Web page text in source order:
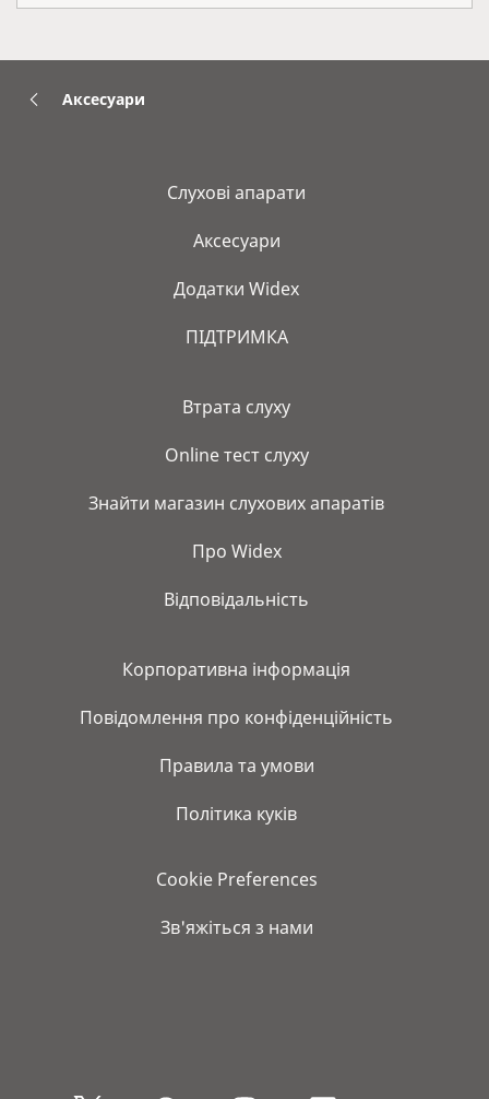
Аксесуари
Слухові апарати
Аксесуари
Додатки Widex
ПІДТРИМКА
Bтрата слуху
Online тест слуху
Знайти магазин слухових апаратів
Про Widex
Відповідальність
Корпоративна інформація
Повідомлення про конфіденційність
Правила та умови
Політика куків
Cookie Preferences
Зв'яжіться з нами